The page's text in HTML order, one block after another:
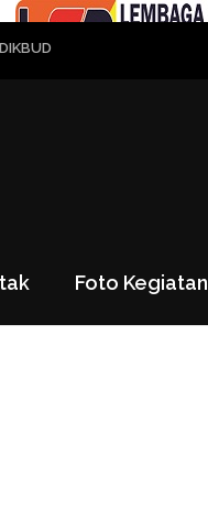
Foto Kegiatan